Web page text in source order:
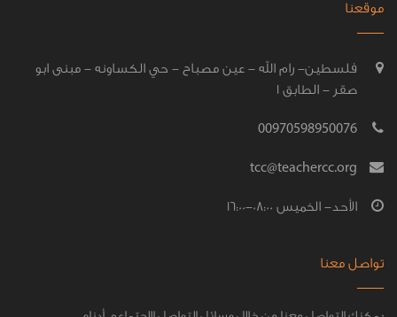
موقعنا
فلسطين- رام الله - عين مصباح - حي الكساونه - مبنى ابو
صقر - الطابق 1
00970598950076
tcc@teachercc.org
الأحد- الخميس 08:00-16:00
تواصل معنا